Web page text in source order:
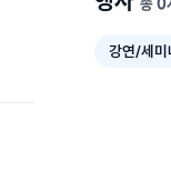
강연/세미